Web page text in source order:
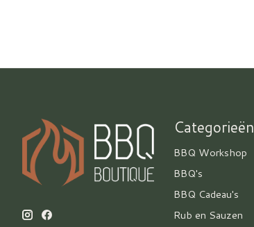
Categorieën
BBQ Workshop
BBQ's
BBQ Cadeau's
Rub en Sauzen